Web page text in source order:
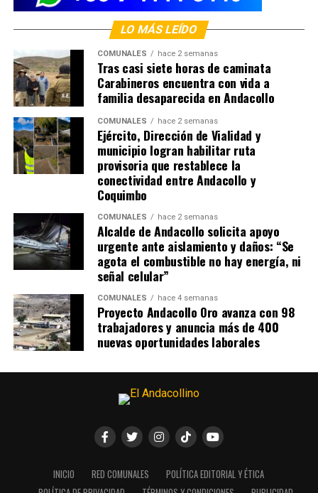
LO MÁS LEÍDO
COMUNALES hace 2 semanas
Tras casi siete horas de caminata
Carabineros encuentra con vida a
familia desaparecida en Andacollo
COMUNALES hace 2 semanas
Ejército, Dirección de Vialidad y
municipio logran habilitar ruta
provisoria que restablece la
conectividad entre Andacollo y
Coquimbo
COMUNALES hace 2 semanas
Alcalde de Andacollo solicita apoyo
urgente ante aislamiento y daños: “Se
agota el combustible no hay energía, ni
señal celular”
COMUNALES hace 4 semanas
Proyecto Andacollo Oro avanza con 98
trabajadores y anuncia más de 400
nuevas oportunidades laborales
INICIO RED COMUNALES
POLÍTICA EDITORIAL Y ÉTICA